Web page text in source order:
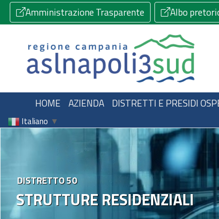
Amministrazione Trasparente Albo
HOME AZIENDA DISTRETTI E PRESIDI
Italiano ▼
STRUTTURE RESIDENZIALI
DISTRETTO 50